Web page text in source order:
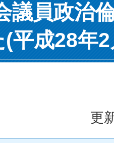
議員政治
平成28年
更